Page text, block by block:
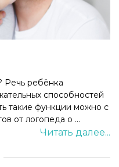
Речь ребёнка
способностей
такие функции можно с
от логопеда о ...
Читать далее...